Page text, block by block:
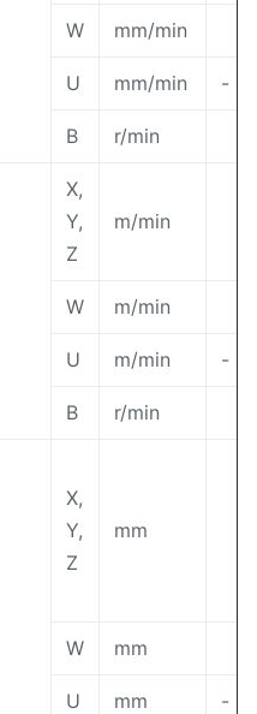
W mm/min
U mm/min -
B r/min
X,
Y,
Z
m/min
W m/min
U m/min -
B r/min
X,
Y,
Z
mm
W mm
U mm -